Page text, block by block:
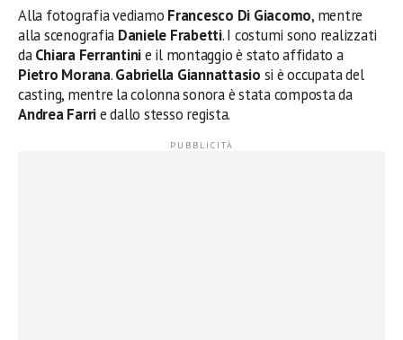
Alla fotografia vediamo Francesco Di Giacomo, mentre
alla scenografia Daniele Frabetti. I costumi sono realizzati
daChiara Ferrantinie il montaggio è stato affidato a
Pietro Morana.Gabriella Giannattasio si è occupata del
casting, mentre la colonna sonora è stata composta da
Andrea Farrie dallo stesso regista.